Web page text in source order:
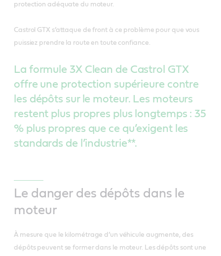
protection adéquate du moteur.
Castrol GTX s’attaque de front à ce problème pour que vous
puissiez prendre la route en toute confiance.
La formule 3X Clean de Castrol GTX
offre une protection supérieure contre
les dépôts sur le moteur. Les moteurs
restent plus propres plus longtemps : 35
% plus propres que ce qu’exigent les
standards de l’industrie**.
Le danger des dépôts dans le
moteur
À mesure que le kilométrage d’un véhicule augmente, des
dépôts peuvent se former dans le moteur. Les dépôts sont une